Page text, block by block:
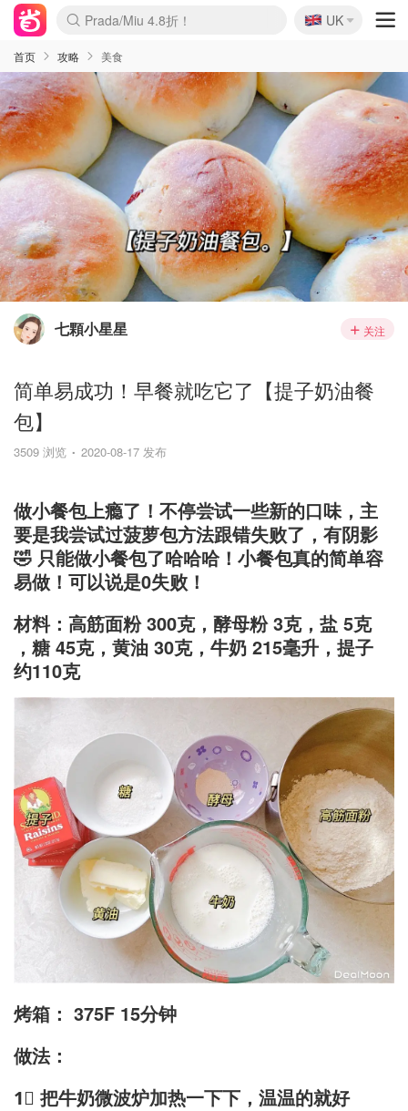
麦卢卡蜂蜜夏促！个位数！
Prada/Miu 4.8折！
啥？必胜客披萨5折！
🇬🇧
UK
首页 攻略 美食
七顆小星星 关注
简单易成功！早餐就吃它了【提子奶油餐
包】
3509 浏览 2020-08-17 发布
做小餐包上瘾了！不停尝试一些新的口味，主
要是我尝试过菠萝包方法跟错失败了，有阴影
🤣 只能做小餐包了哈哈哈！小餐包真的简单容
易做！可以说是0失败！
材料：高筋面粉 300克，酵母粉 3克，盐 5克
，糖 45克，黄油 30克，牛奶 215毫升，提子
约110克
烤箱： 375F 15分钟
做法：
1⃣️ 把牛奶微波炉加热一下下，温温的就好